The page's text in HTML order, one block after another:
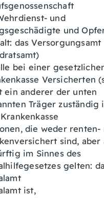
und
und
das Versorgungsamt
bei einer
Versicherten
ein anderer der unten
Träger zuständig
die weder renten-
sind, aber
im Sinnes des
gelten:
ist,